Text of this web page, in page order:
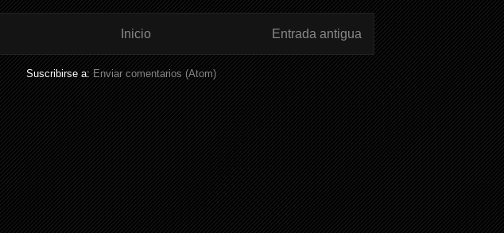
Entrada antigua
Inicio
Suscribirse a: Enviar comentarios (Atom)